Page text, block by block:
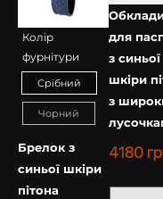
Колір
фурнітури
Срібний
Чорний
Брелок з
синьої шкіри
пітона
для
з синьої
шкіри
з
4180